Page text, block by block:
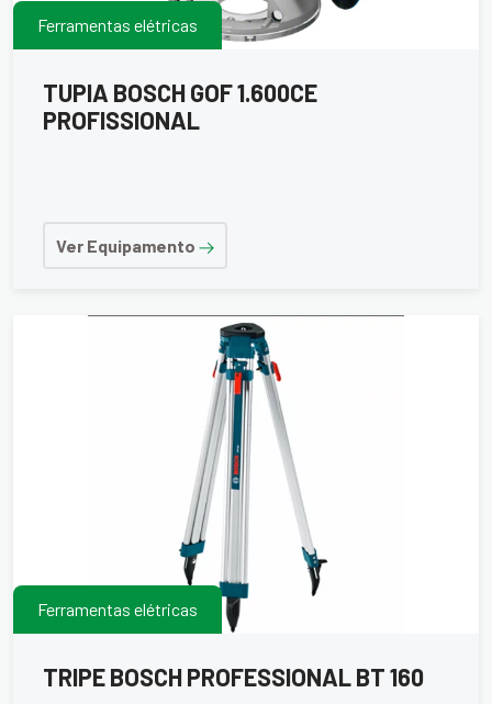
Ferramentas elétricas
TUPIA BOSCH GOF 1.600CE
PROFISSIONAL
Ver Equipamento
Ferramentas elétricas
TRIPE BOSCH PROFESSIONAL BT 160